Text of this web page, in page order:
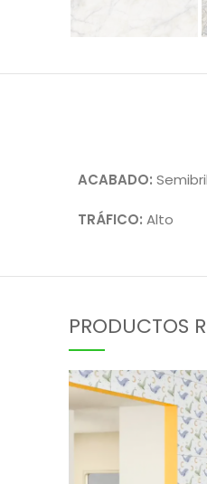
ACABADO:
TRÁFICO: Alto
PRODUCTOS